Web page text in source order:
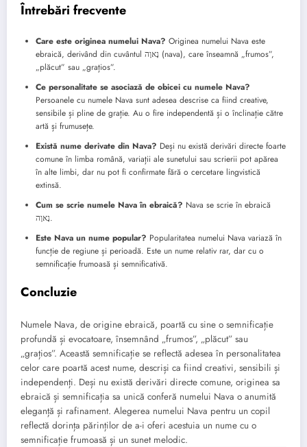
Întrebări frecvente
Care este originea numelui Nava? Originea numelui Nava este
ebraică, derivând din cuvântul נָאוָה (nava), care înseamnă „frumos”,
„plăcut” sau „grațios”.
Ce personalitate se asociază de obicei cu numele Nava?
Persoanele cu numele Nava sunt adesea descrise ca fiind creative,
sensibile și pline de grație. Au o fire independentă și o înclinație către
artă și frumusețe.
Există nume derivate din Nava? Deși nu există derivări directe foarte
comune în limba română, variații ale sunetului sau scrierii pot apărea
în alte limbi, dar nu pot fi confirmate fără o cercetare lingvistică
extinsă.
Cum se scrie numele Nava în ebraică? Nava se scrie în ebraică
נָאוָה.
Este Nava un nume popular? Popularitatea numelui Nava variază în
funcție de regiune și perioadă. Este un nume relativ rar, dar cu o
semnificație frumoasă și semnificativă.
Concluzie
Numele Nava, de origine ebraică, poartă cu sine o semnificație
profundă și evocatoare, însemnând „frumos”, „plăcut” sau
„grațios”. Această semnificație se reflectă adesea în personalitatea
celor care poartă acest nume, descriși ca fiind creativi, sensibili și
independenți. Deși nu există derivări directe comune, originea sa
ebraică și semnificația sa unică conferă numelui Nava o anumită
eleganță și rafinament. Alegerea numelui Nava pentru un copil
reflectă dorința părinților de a-i oferi acestuia un nume cu o
semnificație frumoasă și un sunet melodic.